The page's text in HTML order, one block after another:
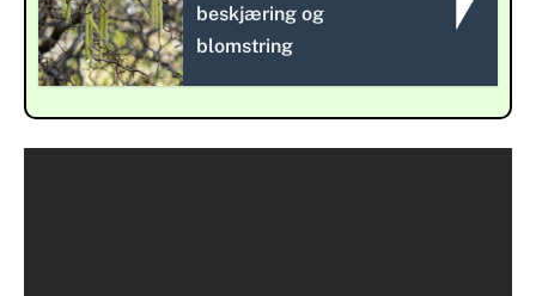
beskjæring og
blomstring